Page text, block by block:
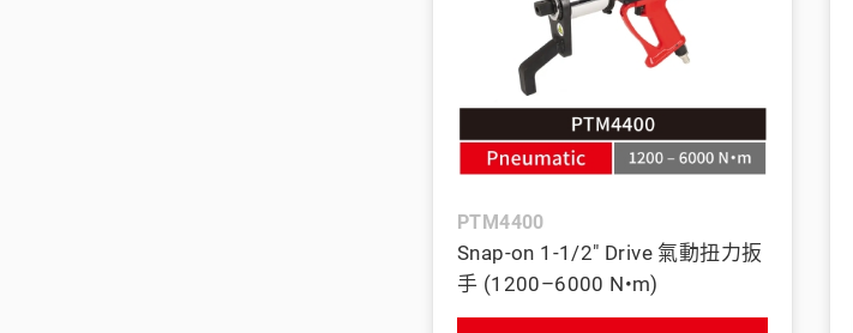
PTM4400
Snap-on 1-1/2" Drive 氣動扭力扳
手 (1200–6000 N•m)